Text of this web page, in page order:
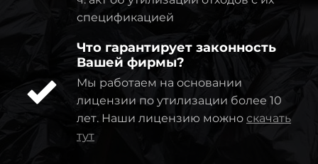
спецификацией
Что гарантирует законность
Вашей фирмы?
Мы работаем на основании
лицензии по утилизации более 10
лет. Наши лицензию можно скачать
тут